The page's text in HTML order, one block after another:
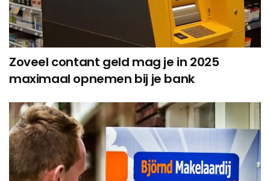
Zoveel contant geld mag je in 2025
maximaal opnemen bij je bank